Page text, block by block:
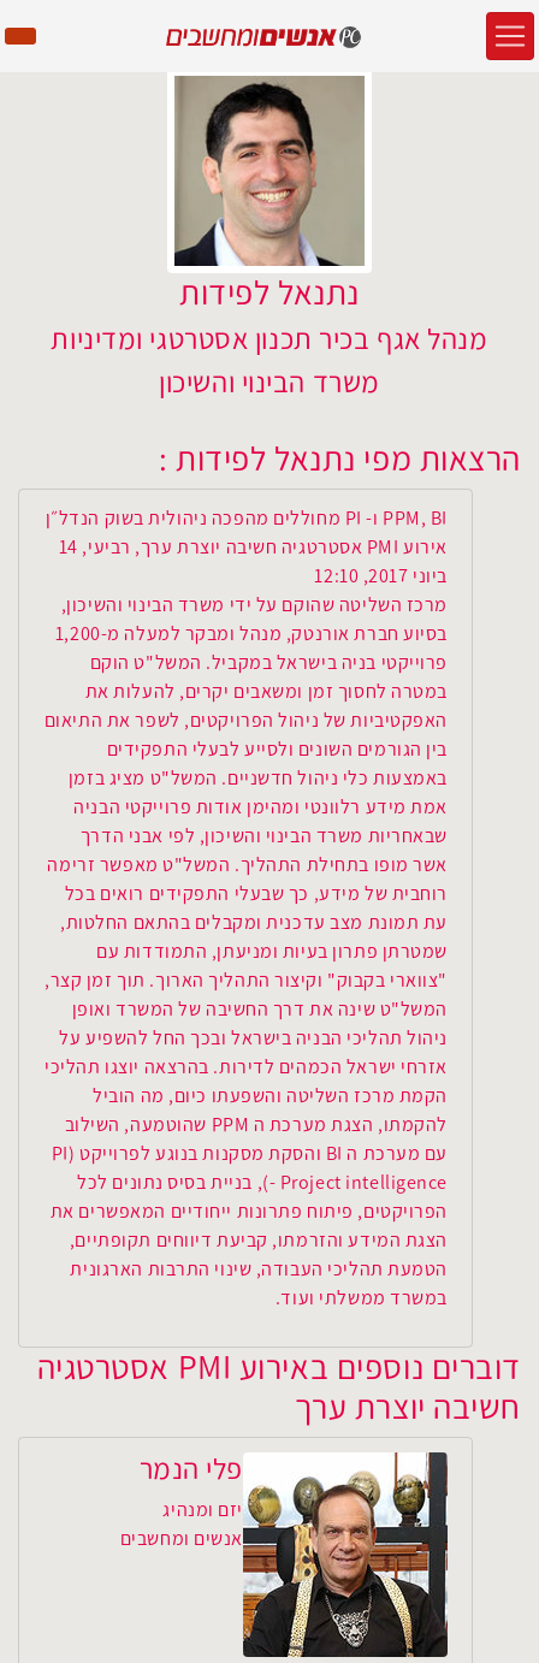
נתנאל לפידות
מנהל אגף בכיר תכנון אסטרטגי ומדיניות
משרד הבינוי והשיכון
הרצאות מפי נתנאל לפידות :
PPM, BI ו- PI מחוללים מהפכה ניהולית בשוק הנדל״ן
אירוע PMI אסטרטגיה חשיבה יוצרת ערך, רביעי, 14
ביוני 2017, 12:10
מרכז השליטה שהוקם על ידי משרד הבינוי והשיכון,
בסיוע חברת אורנטק, מנהל ומבקר למעלה מ-1,200
פרוייקטי בניה בישראל במקביל. המשל"ט הוקם
במטרה לחסוך זמן ומשאבים יקרים, להעלות את
האפקטיביות של ניהול הפרויקטים, לשפר את התיאום
בין הגורמים השונים ולסייע לבעלי התפקידים
באמצעות כלי ניהול חדשניים. המשל"ט מציג בזמן
אמת מידע רלוונטי ומהימן אודות פרוייקטי הבניה
שבאחריות משרד הבינוי והשיכון, לפי אבני הדרך
אשר מופו בתחילת התהליך. המשל"ט מאפשר זרימה
רוחבית של מידע, כך שבעלי התפקידים רואים בכל
עת תמונת מצב עדכנית ומקבלים בהתאם החלטות,
שמטרתן פתרון בעיות ומניעתן, התמודדות עם
"צווארי בקבוק" וקיצור התהליך הארוך. תוך זמן קצר,
המשל"ט שינה את דרך החשיבה של המשרד ואופן
ניהול תהליכי הבניה בישראל ובכך החל להשפיע על
אזרחי ישראל הכמהים לדירות. בהרצאה יוצגו תהליכי
הקמת מרכז השליטה והשפעתו כיום, מה הוביל
להקמתו, הצגת מערכת ה PPM שהוטמעה, השילוב
עם מערכת ה BI והסקת מסקנות בנוגע לפרוייקט (PI
- Project intelligence), בניית בסיס נתונים לכל
הפרויקטים, פיתוח פתרונות ייחודיים המאפשרים את
הצגת המידע והזרמתו, קביעת דיווחים תקופתיים,
הטמעת תהליכי העבודה, שינוי התרבות הארגונית
במשרד ממשלתי ועוד.
דוברים נוספים באירוע PMI אסטרטגיה
חשיבה יוצרת ערך
פלי הנמר
יזם ומנהיג
אנשים ומחשבים